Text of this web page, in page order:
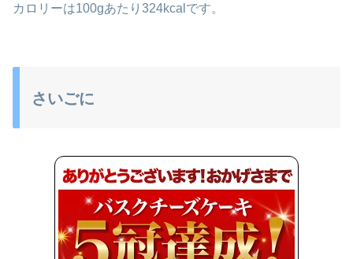
カロリーは100gあたり324kcalです。
さいごに